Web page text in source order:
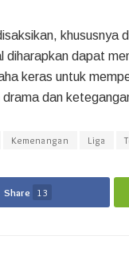
khususnya
dapat
keras untuk
dan
Kemenangan Liga
Share 13